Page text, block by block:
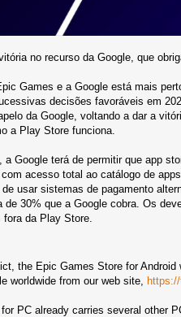
no recurso da Google, que
Games e a Google está mais
decisões favoráveis em
da Google, voltando a dar a
a Play Store funciona.
a Google terá de permitir que app
acesso total ao catálogo de
usar sistemas de pagamento
30% que a Google cobra. Os
fora da Play Store.
the Epic Games Store for
worldwide from our web site,
PC already carries several other